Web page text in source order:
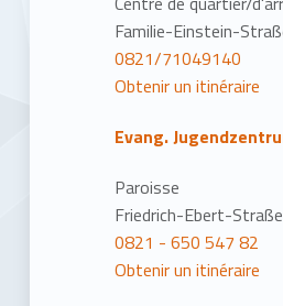
Familie-Einstein-
0821/71049140
Obtenir un itinéraire
Evang.
Paroisse
Friedrich-Ebert-
0821 - 650 547 82
Obtenir un itinéraire